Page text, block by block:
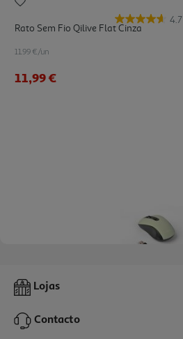
4.7
Rato Sem Fio Qilive Flat Cinza
11.99 €/un
11,99 €
Rato Sem Fio Silencioso Qilive Csr Verde
9,99 €
Lojas
Contacto